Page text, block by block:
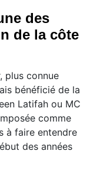
des
de la côte
plus connue
bénéficié de la
Latifah ou MC
comme
à faire entendre
des années